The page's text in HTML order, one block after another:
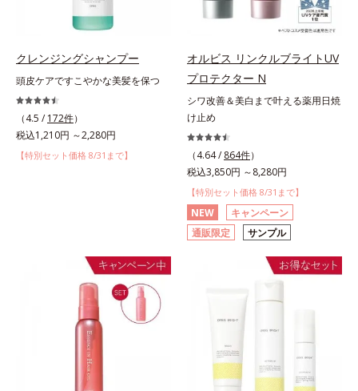
クレンジングシャンプー
頭皮ケアですこやかな美髪を保つ
（4.5 / 172件）
税込1,210円 ～2,280円
【特別セット価格 8/31まで】
オルビス リンクルブライトUV
プロテクター N
シワ改善＆美白まで叶える薬用日焼
け止め
（4.64 / 864件）
税込3,850円 ～8,280円
【特別セット価格 8/31まで】
NEW
キャンペーン
通販限定
サンプル